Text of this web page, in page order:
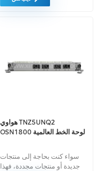
توفير كل هذه بأفضل الأسعار
هواوي TNZ5UNQ2
OSN1800 لوحة الخط العالمية
سواء كنت بحاجة إلى منتجات
جديدة أو منتجات مجددة، فهذا